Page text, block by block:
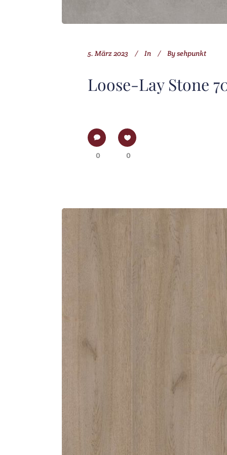
5. März 2023 In Bysehpunkt
Loose-Lay Stone
0 0